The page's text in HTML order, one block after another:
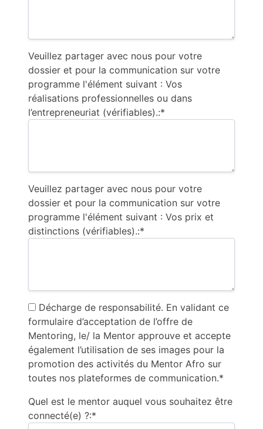
Veuillez partager avec nous pour votre
dossier et pour la communication sur votre
programme l'élément suivant : Vos
réalisations professionnelles ou dans
l’entrepreneuriat (vérifiables).:*
Veuillez partager avec nous pour votre
dossier et pour la communication sur votre
programme l'élément suivant : Vos prix et
distinctions (vérifiables).:*
Décharge de responsabilité. En validant ce
formulaire d’acceptation de l’offre de
Mentoring, le/ la Mentor approuve et accepte
également l’utilisation de ses images pour la
promotion des activités du Mentor Afro sur
toutes nos plateformes de communication.*
Quel est le mentor auquel vous souhaitez être
connecté(e) ?:*